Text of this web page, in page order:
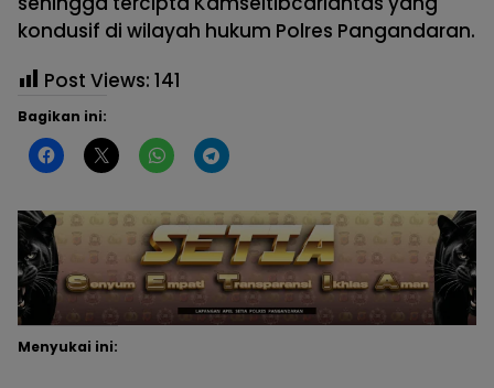
kondusif di wilayah hukum Polres Pangandaran.
Post Views: 141
Bagikan ini:
Menyukai ini: